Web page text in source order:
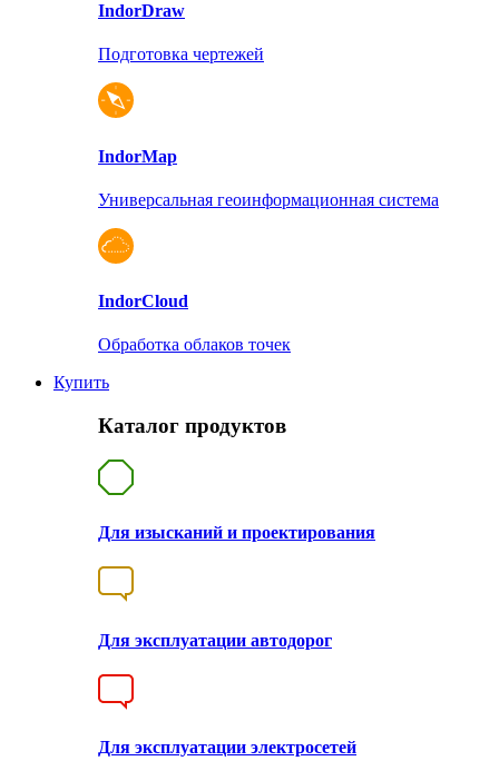
IndorDraw
Подготовка чертежей
IndorMap
Универсальная геоинформационная система
IndorCloud
Обработка облаков точек
Купить
Каталог продуктов
Для изысканий и проектирования
Для эксплуатации автодорог
Для эксплуатации электросетей